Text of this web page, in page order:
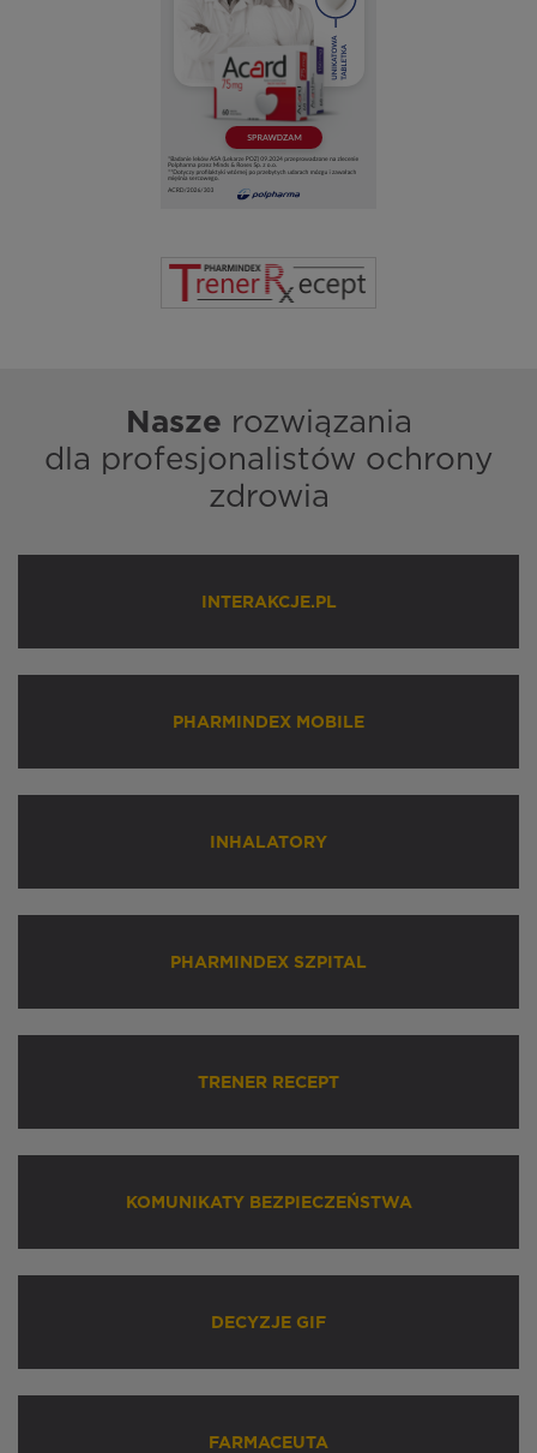
Nasze rozwiązania
dla profesjonalistów ochrony
zdrowia
INTERAKCJE.PL
PHARMINDEX MOBILE
INHALATORY
PHARMINDEX SZPITAL
TRENER RECEPT
KOMUNIKATY BEZPIECZEŃSTWA
DECYZJE GIF
FARMACEUTA